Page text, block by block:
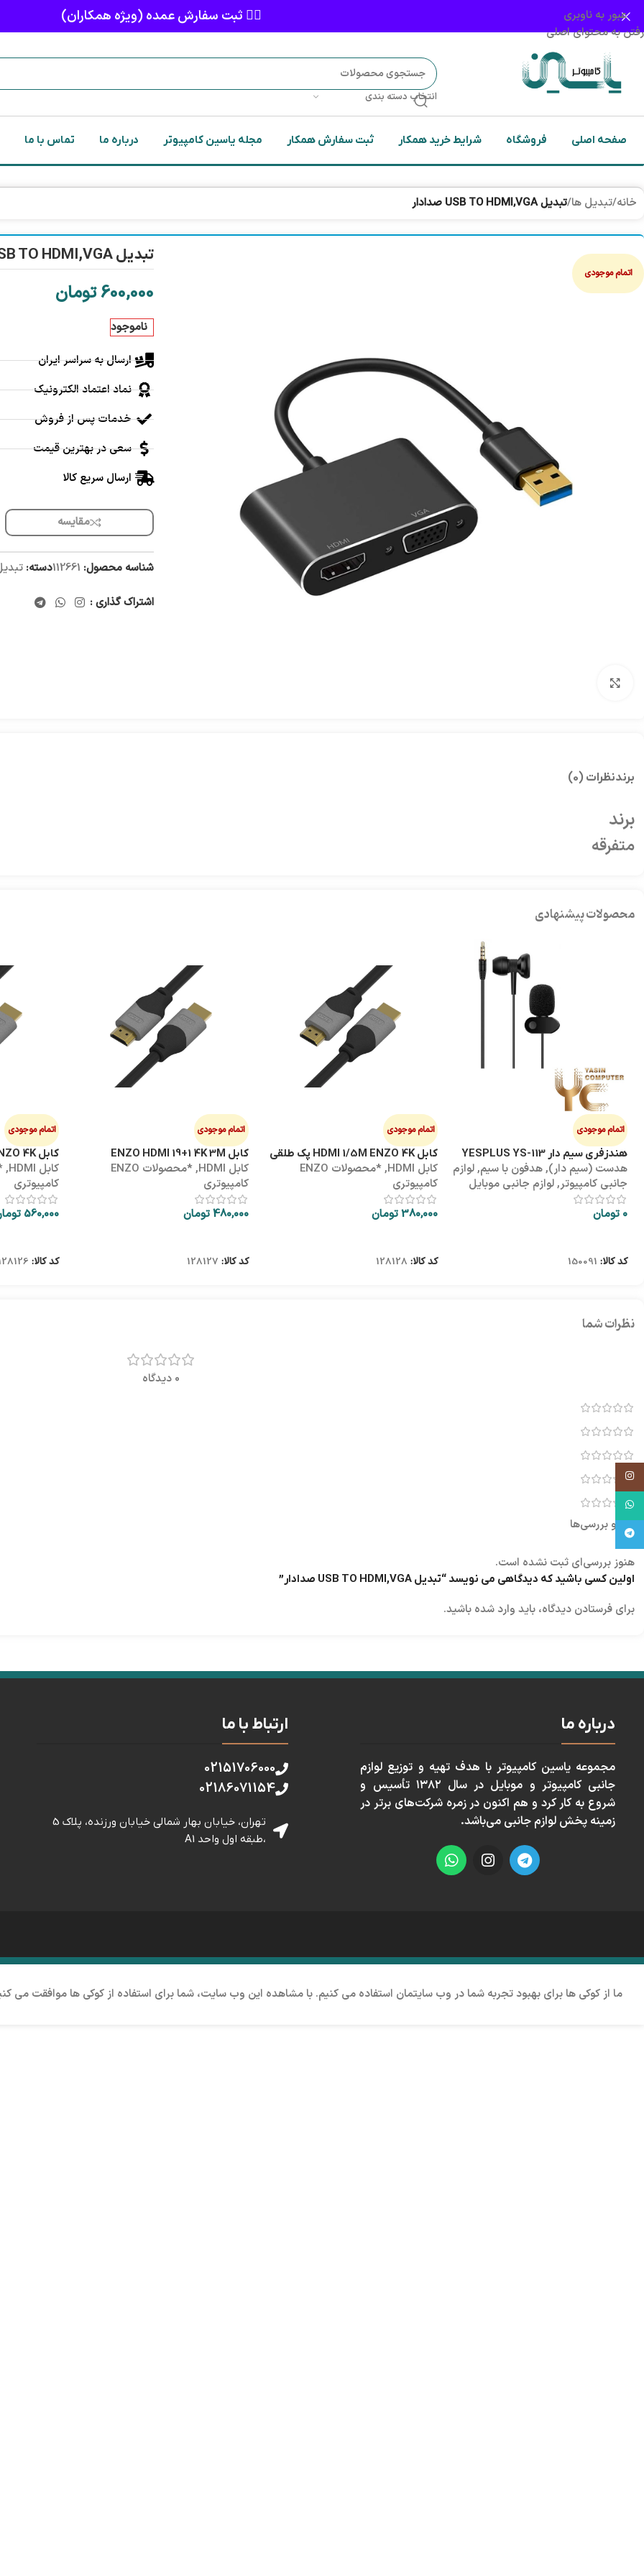
عبور به ناوبری
رفتن به محتوای اصلی
👈🏻 ثبت سفارش عمده (ویژه همکاران)
انتخاب دسته بندی
صفحه اصلی فروشگاه شرایط خرید همکار ثبت سفارش همکار مجله یاسین کامپیوتر درباره ما تماس با ما
خانه/تبدیل ها/تبدیل USB TO HDMI,VGA صدادار
اتمام موجودی
تبدیل USB TO HDMI,VGA صدادار
600,000تومان
ناموجود
ارسال به سراسر ایران
نماد اعتماد الکترونیک
خدمات پس از فروش
سعی در بهترین قیمت
ارسال سریع کالا
مقایسه
شناسه محصول: 112661دسته:
اشتراک گذاری :
برندنظرات (0)
برند
متفرقه
محصولات پیشنهادی
اتمام موجودی
هندزفری سیم دار YESPLUS YS-113
هدست (سیم دار),هدفون با سیم,لوازم
جانبی کامپیوتر,لوازم جانبی موبایل
0 تومان
کد کالا: 150091
اتمام موجودی
کابل HDMI 1/5M ENZO 4K پک طلقی
کابل HDMI ,
*محصولات ENZO
کامپیوتری
380,000تومان
کد کالا: 128128
اتمام موجودی
کابل ENZO HDMI 19+1 4K 3M
کابل HDMI ,
*محصولات ENZO
کامپیوتری
480,000تومان
کد کالا: 128127
اتمام موجودی
کابل HDMI 5M ENZO 4K
کابل HDMI ,
کامپیوتری
560,000
کد کالا:
نظرات شما
0 دیدگاه
نقد و بررسی‌ها
هنوز بررسی‌ای ثبت نشده است.
اولین کسی باشید که دیدگاهی می نویسد “تبدیل USB TO HDMI,VGA صدادار”
برای فرستادن دیدگاه، باید وارد شده باشید.
درباره ما
مجموعه ياسين كامپيوتر با هدف تهيه و توزيع لوازم
جانبی كامپيوتر و موبايل در سال ١٣٨٢ تأسيس و
شروع به كار كرد و هم اكنون در زمره شركت‌های برتر در
زمينه پخش لوازم جانبی می‌باشد.
ارتباط با ما
02151706000
02186071154
تهران، خیابان بهار شمالی خيابان ورزنده، پلاک 5
،طبقه اول واحد A1
اینستاگرام
واتساپ
تلگرام
ما از کوکی ها برای بهبود تجربه شما در وب سایتمان استفاده می کنیم. با مشاهده این وب سایت، شما برای استفاده از کوکی ها موافقت می